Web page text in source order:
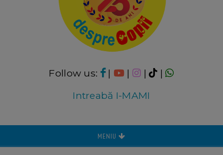
Follow us: | | |
|
Intreabă I-MAMI
MENIU